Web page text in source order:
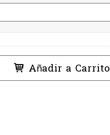
Añadir a Carrito